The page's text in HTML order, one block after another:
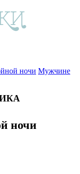
ночи Мужчине
ночи